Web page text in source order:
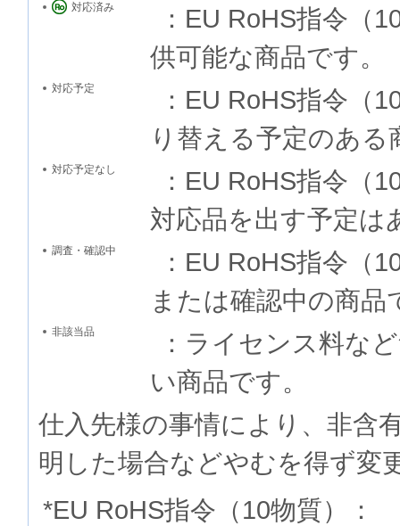
対応済み
：EU RoHS指令（
供可能な商品です。
対応予定
：EU RoHS指令（
り替える予定のある
対応予定なし
：EU RoHS指令（
対応品を出す予定は
調査・確認中
：EU RoHS指令（
または確認中の商品
非該当品
：ライセンス料な
い商品です。
仕入先様の事情により、非含
明した場合などやむを得ず変
*EU RoHS指令（10物質）：